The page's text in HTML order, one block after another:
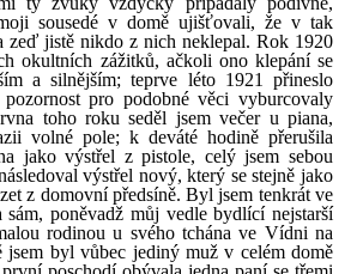
sousedé v domě ujišťovali, že v tak
zeď jistě nikdo z nich neklepal. Rok 1920
okultních zážitků, ačkoli ono klepání se
a silnějším; teprve léto 1921 přineslo
pro podobné věci vyburcovaly
toho roku seděl jsem večer u piana,
volné pole; k deváté hodině přerušila
jako výstřel z pistole, celý jsem sebou
výstřel nový, který se stejně jako
z domovní předsíně. Byl jsem tenkrát ve
sám, poněvadž můj vedle bydlící nejstarší
rodinou u svého tchána ve Vídni na
jsem byl vůbec jediný muž v celém domě